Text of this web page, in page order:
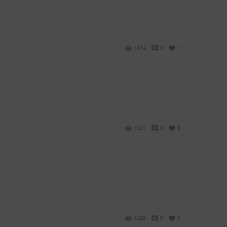
1674 0 1
1321 0 0
1228 0 0